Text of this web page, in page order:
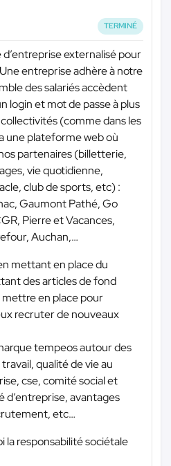
TERMINÉ
externalisé pour
entreprise adhère à notre
des salariés accèdent
login et mot de passe à plus
(comme dans les
une plateforme web où
partenaires (billetterie,
vie quotidienne,
club de sports, etc) :
Gaumont Pathé, Go
Pierre et Vacances,
Auchan,…
mettant en place du
des articles de fond
en place pour
recruter de nouveaux
tempeos autour des
qualité de vie au
cse, comité social et
avantages
etc…
la responsabilité sociétale